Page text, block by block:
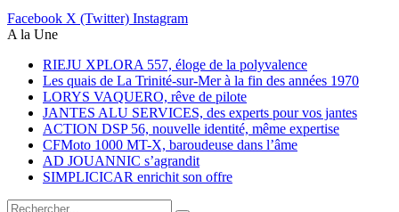
Facebook X (Twitter) Instagram
A la Une
RIEJU XPLORA 557, éloge de la polyvalence
Les quais de La Trinité-sur-Mer à la fin des années 1970
LORYS VAQUERO, rêve de pilote
JANTES ALU SERVICES, des experts pour vos jantes
ACTION DSP 56, nouvelle identité, même expertise
CFMoto 1000 MT-X, baroudeuse dans l’âme
AD JOUANNIC s’agrandit
SIMPLICICAR enrichit son offre